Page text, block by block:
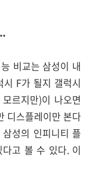
비교는 삼성이 내
F가 될지 갤럭시
르지만)이 나오면
디스플레이만 본다
성의 인피니티 플
고 볼 수 있다. 이